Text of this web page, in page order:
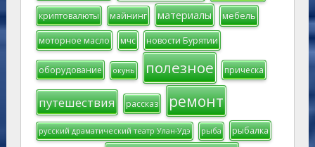
криптовалюты майнинг материалы мебель
моторное масло мчс новости Бурятии
оборудование окунь полезное прическа
путешествия рассказ ремонт
русский драматический театр Улан-Удэ рыба рыбалка